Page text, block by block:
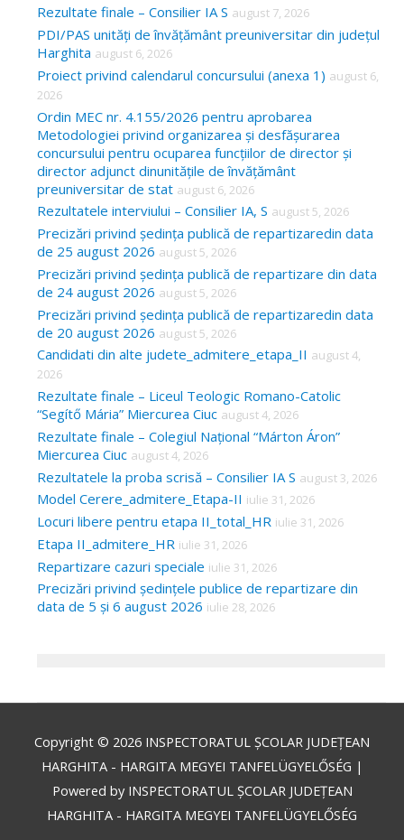
Rezultate finale – Consilier IA S august 7, 2026
PDI/PAS unități de învățământ preuniversitar din județul
Harghita august 6, 2026
Proiect privind calendarul concursului (anexa 1) august 6,
2026
Ordin MEC nr. 4.155/2026 pentru aprobarea
Metodologiei privind organizarea și desfășurarea
concursului pentru ocuparea funcțiilor de director și
director adjunct dinunitățile de învățământ
preuniversitar de stat august 6, 2026
Rezultatele interviului – Consilier IA, S august 5, 2026
Precizări privind ședința publică de repartizaredin data
de 25 august 2026 august 5, 2026
Precizări privind ședința publică de repartizare din data
de 24 august 2026 august 5, 2026
Precizări privind ședința publică de repartizaredin data
de 20 august 2026 august 5, 2026
Candidati din alte judete_admitere_etapa_II august 4,
2026
Rezultate finale – Liceul Teologic Romano-Catolic
“Segítő Mária” Miercurea Ciuc august 4, 2026
Rezultate finale – Colegiul Național “Márton Áron”
Miercurea Ciuc august 4, 2026
Rezultatele la proba scrisă – Consilier IA S august 3, 2026
Model Cerere_admitere_Etapa-II iulie 31, 2026
Locuri libere pentru etapa II_total_HR iulie 31, 2026
Etapa II_admitere_HR iulie 31, 2026
Repartizare cazuri speciale iulie 31, 2026
Precizări privind ședințele publice de repartizare din
data de 5 și 6 august 2026 iulie 28, 2026
Copyright © 2026 INSPECTORATUL ȘCOLAR JUDEȚEAN
HARGHITA - HARGITA MEGYEI TANFELÜGYELŐSÉG |
Powered by INSPECTORATUL ȘCOLAR JUDEȚEAN
HARGHITA - HARGITA MEGYEI TANFELÜGYELŐSÉG